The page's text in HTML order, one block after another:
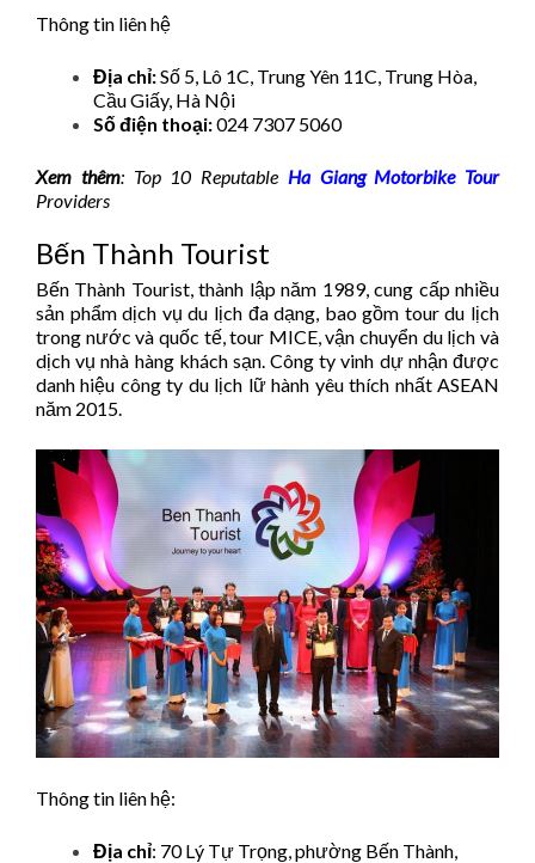
Thông tin liên hệ
Địa chỉ:Số 5, Lô 1C, Trung Yên 11C, Trung Hòa,
Cầu Giấy, Hà Nội
Số điện thoại:024 7307 5060
Xem thêm: Top 10 Reputable Ha Giang Motorbike Tour
Providers
Bến Thành Tourist
Bến Thành Tourist, thành lập năm 1989, cung cấp nhiều
sản phẩm dịch vụ du lịch đa dạng, bao gồm tour du lịch
trong nước và quốc tế, tour MICE, vận chuyển du lịch và
dịch vụ nhà hàng khách sạn. Công ty vinh dự nhận được
danh hiệu công ty du lịch lữ hành yêu thích nhất ASEAN
năm 2015. ​
Thông tin liên hệ:
Địa chỉ: 70 Lý Tự Trọng, phường Bến Thành,